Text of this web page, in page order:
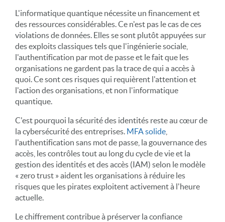
L'informatique quantique nécessite un financement et
des ressources considérables. Ce n'est pas le cas de ces
violations de données. Elles se sont plutôt appuyées sur
des exploits classiques tels que l'ingénierie sociale,
l'authentification par mot de passe et le fait que les
organisations ne gardent pas la trace de qui a accès à
quoi. Ce sont ces risques qui requièrent l'attention et
l'action des organisations, et non l'informatique
quantique.
C'est pourquoi la sécurité des identités reste au cœur de
la cybersécurité des entreprises. MFA solide
l'authentification sans mot de passe, la gouvernance des
accès, les contrôles tout au long du cycle de vie et la
gestion des identités et des accès (IAM) selon le modèle
« zero trust » aident les organisations à réduire les
risques que les pirates exploitent activement à l'heure
actuelle.
Le chiffrement contribue à préserver la confiance